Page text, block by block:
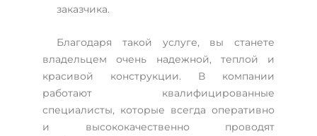
заказчика.
Благодаря такой услуге, вы станете
владельцем очень надежной, теплой и
красивой конструкции. В компании
работают квалифицированные
специалисты, которые всегда оперативно
и высококачественно проводят